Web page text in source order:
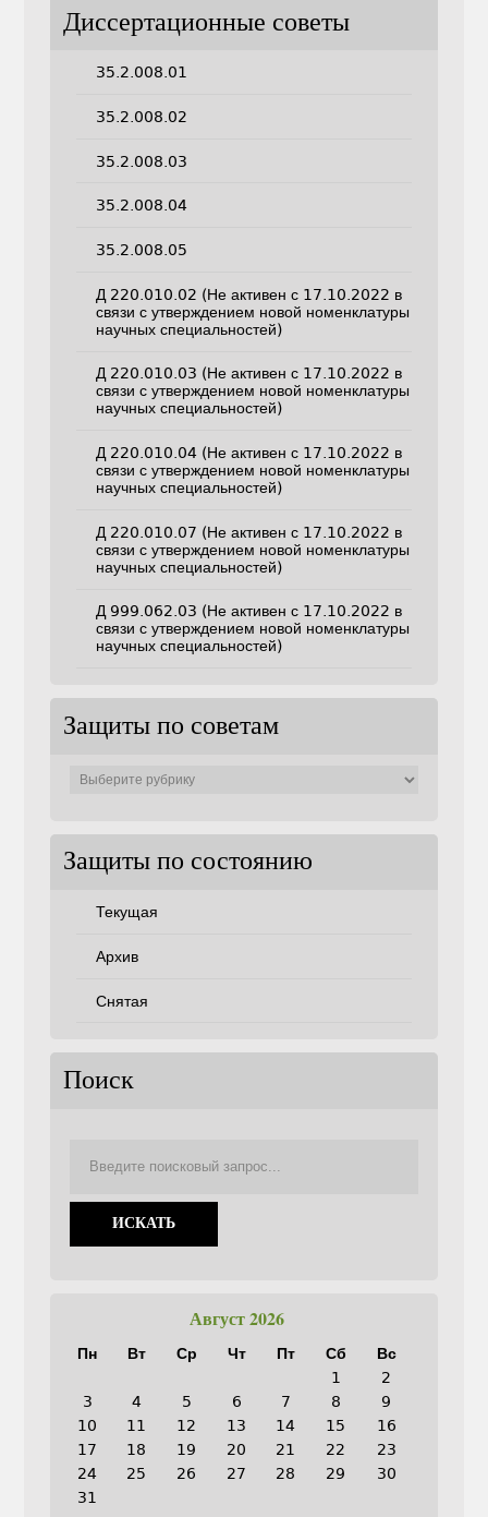
Диссертационные советы
35.2.008.01
35.2.008.02
35.2.008.03
35.2.008.04
35.2.008.05
Д 220.010.02 (Не активен с 17.10.2022 в
связи с утверждением новой номенклатуры
научных специальностей)
Д 220.010.03 (Не активен с 17.10.2022 в
связи с утверждением новой номенклатуры
научных специальностей)
Д 220.010.04 (Не активен с 17.10.2022 в
связи с утверждением новой номенклатуры
научных специальностей)
Д 220.010.07 (Не активен с 17.10.2022 в
связи с утверждением новой номенклатуры
научных специальностей)
Д 999.062.03 (Не активен с 17.10.2022 в
связи с утверждением новой номенклатуры
научных специальностей)
Защиты по советам
Защиты по состоянию
Текущая
Архив
Снятая
Поиск
Август 2026
Пн Вт Ср Чт Пт Сб
Вс
1
2
3
4 5 6 7 8
9
10
11 12 13 14 15
16
17
18 19 20 21 22
23
24
25 26 27 28 29
30
31